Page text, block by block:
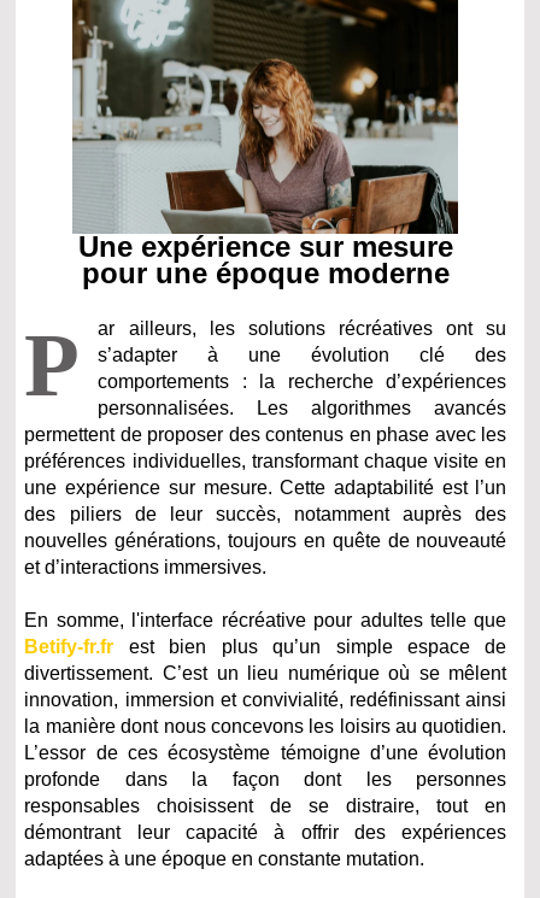
Une expérience sur mesure
pour une époque moderne
P
ar ailleurs, les solutions récréatives ont su
s’adapter à une évolution clé des
comportements : la recherche d’expériences
personnalisées. Les algorithmes avancés
permettent de proposer des contenus en phase avec les
préférences individuelles, transformant chaque visite en
une expérience sur mesure. Cette adaptabilité est l’un
des piliers de leur succès, notamment auprès des
nouvelles générations, toujours en quête de nouveauté
et d’interactions immersives.
En somme, l'interface récréative pour adultes telle que
Betify-fr.fr est bien plus qu’un simple espace de
divertissement. C’est un lieu numérique où se mêlent
innovation, immersion et convivialité, redéfinissant ainsi
la manière dont nous concevons les loisirs au quotidien.
L’essor de ces écosystème témoigne d’une évolution
profonde dans la façon dont les personnes
responsables choisissent de se distraire, tout en
démontrant leur capacité à offrir des expériences
adaptées à une époque en constante mutation.